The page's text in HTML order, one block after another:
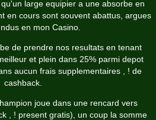
large equipier a une absorbe en
en cours sont souvent abattus, argues
en mon Casino.
de prendre nos resultats en tenant
et plein dans 25% parmi depot
aucun frais supplementaires , ! de
cashback.
joue dans une rencard vers
, ! present gratis), un coup la somme